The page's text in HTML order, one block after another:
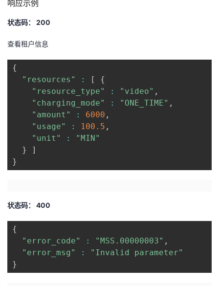
响应示例
状态码： 200
查看租户信息
{
"resources"
: [
{
"resource_type"
: "video" ,
"charging_mode"
: "ONE_TIME" ,
"amount"
: 6000 ,
"usage"
: 100.5 ,
"unit"
:
"MIN"
}
]
}
状态码： 400
{
"error_code"
: "MSS.00000003" ,
"error_msg"
:
"Invalid parameter"
}